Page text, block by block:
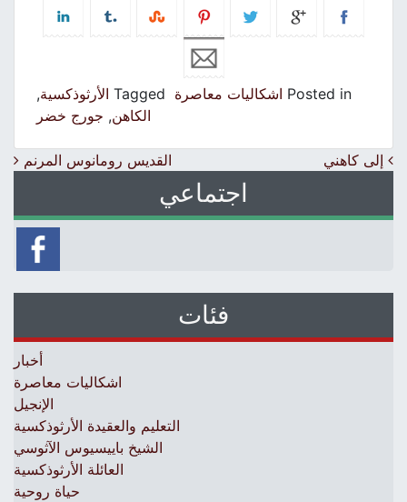
Posted in اشكاليات معاصرة Tagged الأرثوذكسية,
الكاهن,جورج خضر
Post navigation
إلى كاهني القديس رومانوس المرنم
اجتماعي
فئات
أخبار
اشكاليات معاصرة
الإنجيل
التعليم والعقيدة الأرثوذكسية
الشيخ باييسيوس الآثوسي
العائلة الأرثوذكسية
حياة روحية